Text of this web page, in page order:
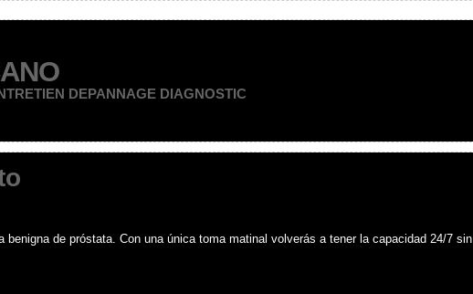
DEPANNAGE DIAGNOSTIC
de próstata. Con una única toma matinal volverás a tener la capacidad 24/7 sin